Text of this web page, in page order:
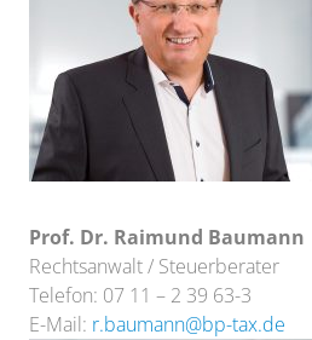
Prof. Dr. Raimund Baumann
Rechtsanwalt / Steuerberater
Telefon: 07 11 – 2 39 63-3
E-Mail: r.baumann@bp-tax.de